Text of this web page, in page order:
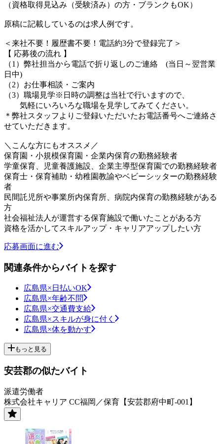
（資格取得見込み（受験済み）の方・ブランクもOK）
原稿に記載しているのは求人例です。
＜来社不要！履歴書不要！電話約3分で登録完了＞
【 応募後の流れ 】
（1）弊社担当から電話で折り返しのご連絡 (当日～翌営業
日中)
（2）お仕事相談・ご案内
（3）職場見学※日時の調整は当社で行いますので、
気軽にいろいろな職場を見学してみてください。
＊弊社スタッフよりご登録いただいたお電話番号へご連絡さ
せていただきます。
＼こんな方にもオススメ／
保育園・小規模保育園・企業内保育の勤務経験者
学童保育、児童養護施設、企業主導型保育園での勤務経験者
保育士・保育補助・幼稚園教諭やベビーシッターの勤務経験
者
民間託児所や事業所内保育所、病院内保育の勤務経験がある
方
社会福祉法人が運営する保育施設で働いたことがある方
資格を活かしてスキルアップ・キャリアアップしたい方
応募画面に進む
関連条件からバイトを探す
広島県×日払いOK
広島県×年齢不問
広島県×交通費支給
広島県×スキルが身に付く
広島県×体を動かす
もっと見る
安芸郡の似たバイト
派遣労働者
株式会社キャリア CC福岡／保育【安芸郡府中町-001】